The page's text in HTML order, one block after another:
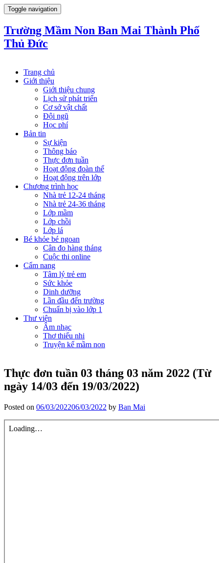
Toggle navigation
Trường Mầm Non Ban Mai Thành Phố
Thủ Đức
Trang chủ
Giới thiệu
Giới thiệu chung
Lịch sử phát triển
Cơ sở vật chất
Đội ngũ
Học phí
Bản tin
Sự kiện
Thông báo
Thực đơn tuần
Hoạt động đoàn thể
Hoạt động trên lớp
Chương trình học
Nhà trẻ 12-24 tháng
Nhà trẻ 24-36 tháng
Lớp mầm
Lớp chồi
Lớp lá
Bé khỏe bé ngoan
Cân đo hàng tháng
Cuộc thi online
Cẩm nang
Tâm lý trẻ em
Sức khỏe
Dinh dưỡng
Lần đầu đến trường
Chuẩn bị vào lớp 1
Thư viện
Âm nhạc
Thơ thiếu nhi
Truyện kể mầm non
Thực đơn tuần 03 tháng 03 năm 2022 (Từ
ngày 14/03 đến 19/03/2022)
Posted on 06/03/202206/03/2022 by Ban Mai